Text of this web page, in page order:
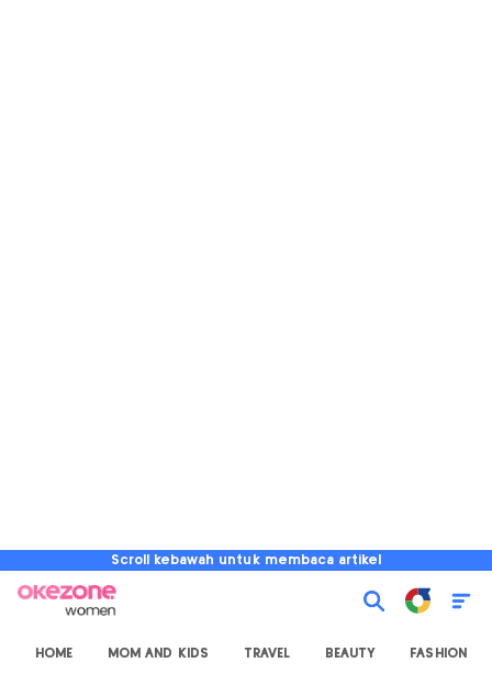
Scroll kebawah untuk membaca artikel
HOME MOM AND KIDS TRAVEL BEAUTY FASHION